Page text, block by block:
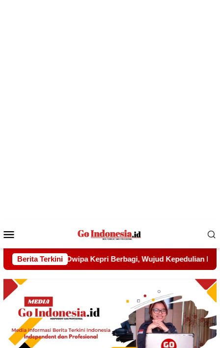
Mobile
Berita Terkini
Kepedulian kepada Pondok Tahfidz Yatim dan Dhuafa Al-